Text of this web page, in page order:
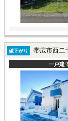
値下がり 帯広市西二
一戸建